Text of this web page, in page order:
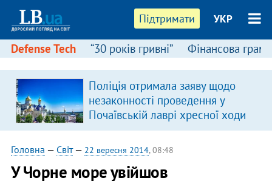
Підтримати УКР
Defense Tech “30 років гривні” Фінансова
Поліція отримала заяву щодо
незаконності проведення у
Почаївській лаврі хресної ходи
Головна — Світ— 22 вересня 2014, 08:48
У Чорне море увійшов